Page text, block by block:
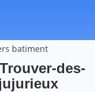
batiment
des-